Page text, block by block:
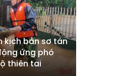
kịch bản sơ tán
ứng phó
thiên tai